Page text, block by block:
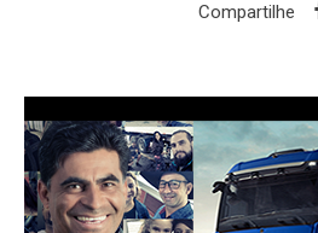
Compartilhe